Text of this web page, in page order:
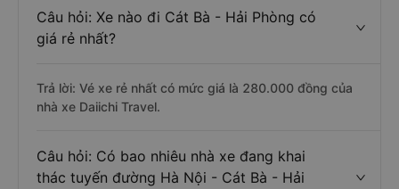
Câu hỏi: Xe nào đi Cát Bà - Hải Phòng có
giá rẻ nhất?
Trả lời: Vé xe rẻ nhất có mức giá là 280.000 đồng của
nhà xe Daiichi Travel.
Câu hỏi: Có bao nhiêu nhà xe đang khai
thác tuyến đường Hà Nội - Cát Bà - Hải